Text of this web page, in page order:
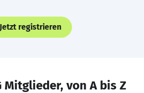
Jetzt registrieren
Mitglieder, von A bis Z